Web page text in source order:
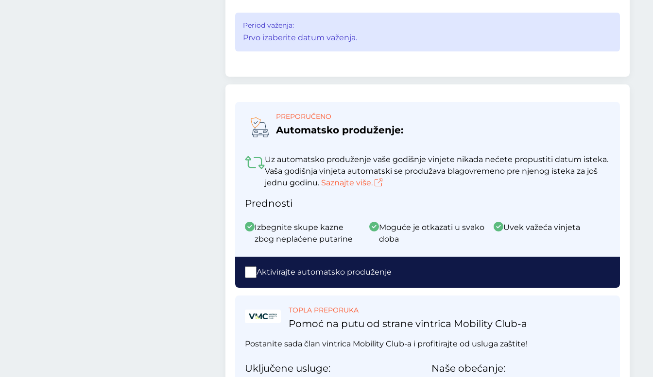
Period važenja:
Prvo izaberite datum važenja.
PREPORUČENO
Automatsko produženje:
Uz automatsko produženje vaše godišnje vinjete nikada nećete propustiti datum isteka.
Vaša godišnja vinjeta automatski se produžava blagovremeno pre njenog isteka za još
jednu godinu. Saznajte više.
Prednosti
Izbegnite skupe kazne
zbog neplaćene putarine
Moguće je otkazati u svako
doba
Uvek važeća vinjeta
Aktivirajte automatsko produženje
TOPLA PREPORUKA
Pomoć na putu od strane vintrica Mobility Club-a
Postanite sada član vintrica Mobility Club-a i profitirajte od usluga zaštite!
Uključene usluge: Naše obećanje: